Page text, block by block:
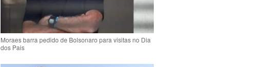
Moraes barra pedido de Bolsonaro para visitas no Dia
dos Pais